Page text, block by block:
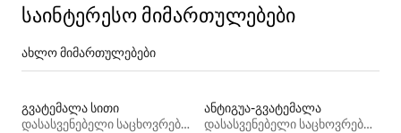
საინტერესო მიმართულებები
ახლო მიმართულებები
გვატემალა სითი
დასასვენებელი საცხოვრებლები
ანტიგუა-გვატემალა
დასასვენებელი საცხოვრებლები